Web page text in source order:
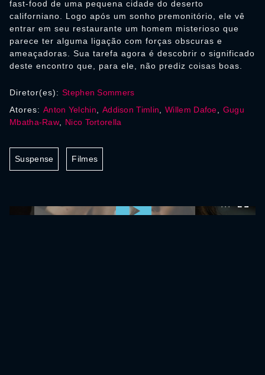
fast-food de uma pequena cidade do deserto
californiano. Logo após um sonho premonitório, ele vê
entrar em seu restaurante um homem misterioso que
parece ter alguma ligação com forças obscuras e
ameaçadoras. Sua tarefa agora é descobrir o significado
deste encontro que, para ele, não prediz coisas boas.
Diretor(es): Stephen Sommers
Atores: Anton Yelchin Addison Timlin ,Willem Dafoe
Gugu
Mbatha-Raw
Nico Tortorella
Suspense Filmes